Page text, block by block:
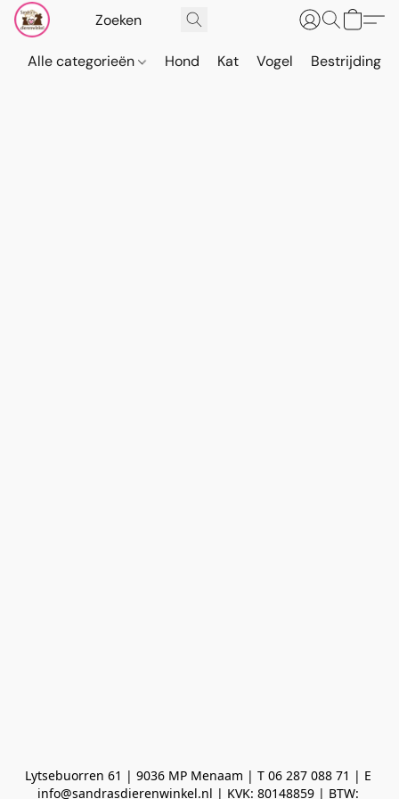
Alle categorieën Hond Kat Vogel Bestrijding
Lytsebuorren 61 | 9036 MP Menaam | T 06 287 088 71 | E
info@sandrasdierenwinkel.nl | KVK: 80148859 | BTW: